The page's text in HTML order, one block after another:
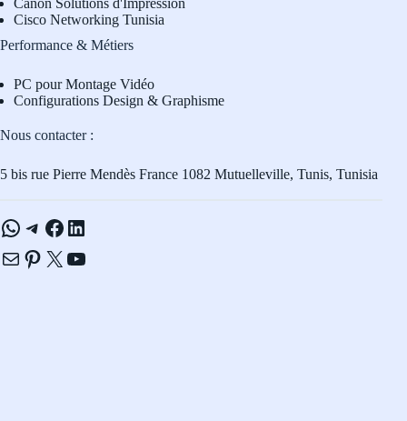
Canon Solutions d'Impression
Cisco Networking Tunisia
Performance & Métiers
PC pour Montage Vidéo
Configurations Design & Graphisme
Nous contacter :
5 bis rue Pierre Mendès France 1082 Mutuelleville, Tunis, Tunisia
WhatsApp
Telegram
Facebook
LinkedIn
E-mailPinterest
X YouTube